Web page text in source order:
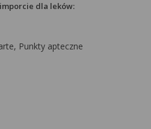
dla leków:
Punkty apteczne